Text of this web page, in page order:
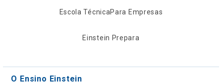
Escola TécnicaPara Empresas
Einstein Prepara
O Ensino Einstein